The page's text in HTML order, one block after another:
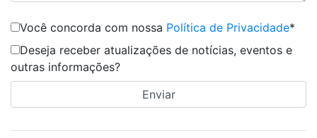
Você concorda com nossa Política de Privacidade*
Deseja receber atualizações de notícias, eventos e
outras informações?